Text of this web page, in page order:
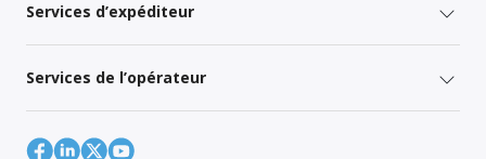
Services d’expéditeur
Services de l’opérateur